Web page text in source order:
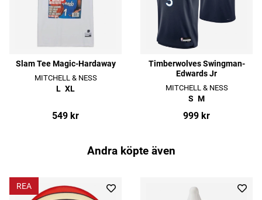
Slam Tee Magic-Hardaway
MITCHELL & NESS
L XL
549 kr
Timberwolves Swingman-
Edwards Jr
MITCHELL & NESS
S M
999 kr
Andra köpte även
REA